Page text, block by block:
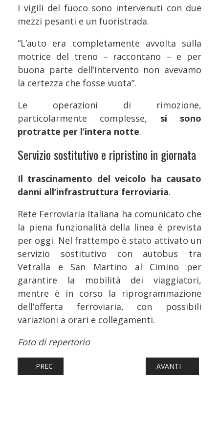
I vigili del fuoco sono intervenuti con due
mezzi pesanti e un fuoristrada.
“L’auto era completamente avvolta sulla
motrice del treno – raccontano – e per
buona parte dell’intervento non avevamo
la certezza che fosse vuota”.
Le operazioni di rimozione,
particolarmente complesse, si sono
protratte per l’intera notte.
Servizio sostitutivo e ripristino in giornata
Il trascinamento del veicolo ha causato
danni all’infrastruttura ferroviaria.
Rete Ferroviaria Italiana ha comunicato che
la piena funzionalità della linea è prevista
per oggi. Nel frattempo è stato attivato un
servizio sostitutivo con autobus tra
Vetralla e San Martino al Cimino per
garantire la mobilità dei viaggiatori,
mentre è in corso la riprogrammazione
dell’offerta ferroviaria, con possibili
variazioni a orari e collegamenti.
Foto di repertorio
ARTICOLO PRECEDENTE: FERROVIE: ULTIMO VIAGGIO
PREC ARTICOLO
AVANTI